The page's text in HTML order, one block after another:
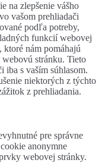
na zlepšenie vášho
vašom prehliadači
podľa potreby,
funkcií webovej
ktoré nám pomáhajú
stránku. Tieto
iba s vaším súhlasom.
niektorých z týchto
z prehliadania.
pre správne
anonymne
webovej stránky.